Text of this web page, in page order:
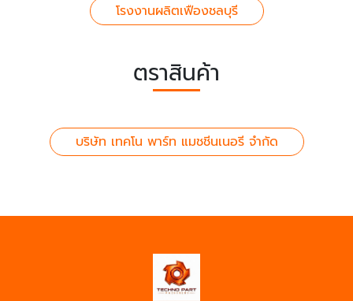
โรงงานผลิตเฟืองชลบุรี
ตราสินค้า
บริษัท เทคโน พาร์ท แมชชีนเนอรี จำกัด